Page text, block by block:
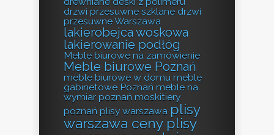
drzwi przesuwne szklane drzwi
przesuwne Warszawa
lakierobejca woskowa
lakierowanie podłóg
Meble biurowe na zamówienie
Meble biurowe Poznań
meble biurowe w domu meble
gabinetowe Poznań meble na
wymiar poznań moskitiery
poznań plisy warszawa plisy
warszawa ceny plisy